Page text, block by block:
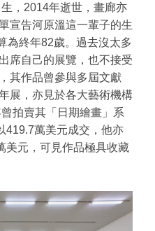
，2014年逝世，畫廊亦
宣告河原溫這一輩子的生
為終年82歲。過去沒太多
席自己的展覽，也不接受
其作品曾參與多屆文獻
展，亦見於各大藝術機構
拍賣其「日期繪畫」系
419.7萬美元成交，他亦
美元，可見作品極具收藏